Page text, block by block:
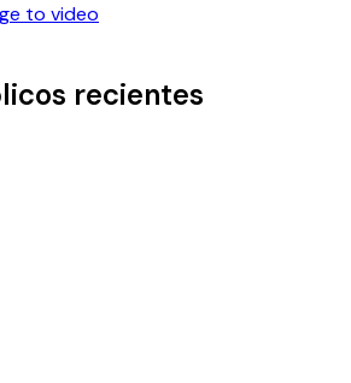
to video
recientes